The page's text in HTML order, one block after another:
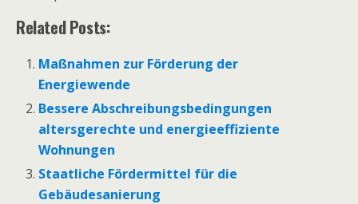
Related Posts:
Maßnahmen zur Förderung der
Energiewende
Bessere Abschreibungsbedingungen
altersgerechte und energieeffiziente
Wohnungen
Staatliche Fördermittel für die
Gebäudesanierung